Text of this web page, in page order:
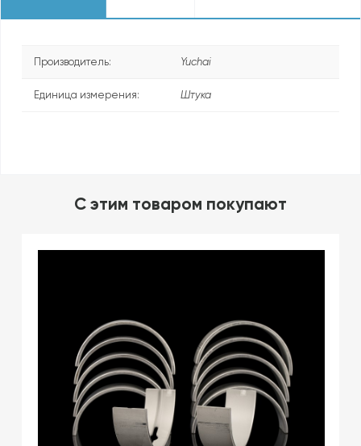
Производитель: Yuchai
Единица измерения: Штука
C этим товаром покупают